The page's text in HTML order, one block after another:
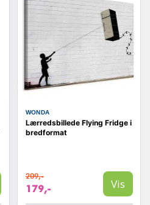
WONDA
Lærredsbillede Flying Fridge i
bredformat
209,-
179,- Vis